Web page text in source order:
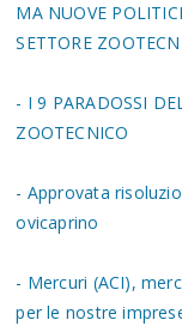
MA NUOVE
SETTORE
- I 9 PARADOSSI
ZOOTECNICO
- Approvata
ovicaprino
- Mercuri (ACI),
per le nostre